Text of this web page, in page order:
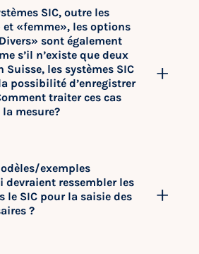
SIC, outre les
et «femme», les options
sont également
s’il n’existe que deux
Suisse, les systèmes SIC
possibilité d’enregistrer
traiter ces cas
mesure?
exemples
ressembler les
le SIC pour la saisie des
?